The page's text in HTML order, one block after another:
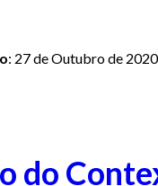
: 27 de Outubro de
do